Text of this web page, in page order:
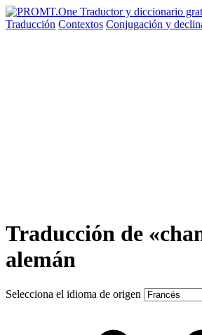
Traducción Contextos Conjugación y
Traducción de
alemán
Selecciona el idioma de origen